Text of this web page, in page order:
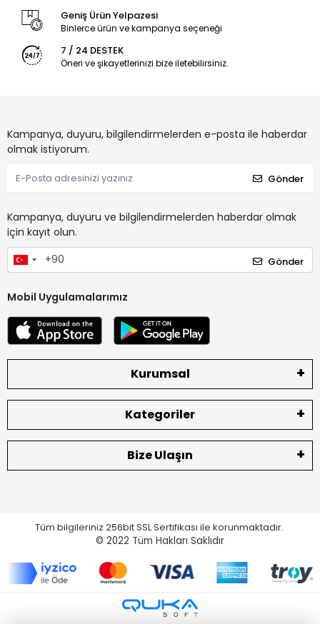
Geniş Ürün Yelpazesi
Binlerce ürün ve kampanya seçeneği
7 / 24 DESTEK
Öneri ve şikayetlerinizi bize iletebilirsiniz.
Kampanya, duyuru, bilgilendirmelerden e-posta ile haberdar
olmak istiyorum.
Gönder
Kampanya, duyuru ve bilgilendirmelerden haberdar olmak
için kayıt olun.
Gönder
Mobil Uygulamalarımız
Kurumsal
Kategoriler
Bize Ulaşın
Tüm bilgileriniz 256bit SSL Sertifikası ile korunmaktadır.
© 2022 Tüm Hakları Saklıdır